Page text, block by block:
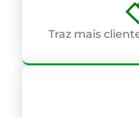
Traz mais